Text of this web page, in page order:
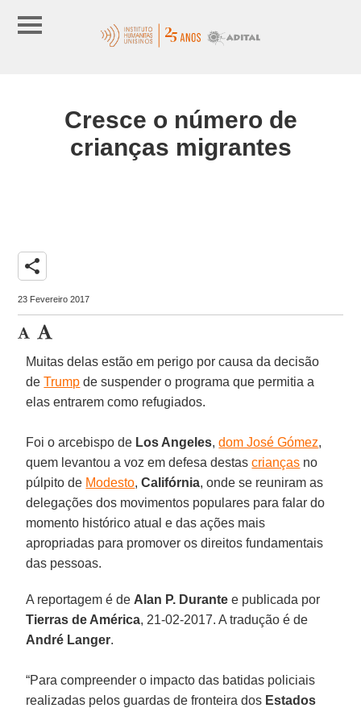
Cresce o número de
crianças migrantes
share
23 Fevereiro 2017
Muitas delas estão em perigo por causa da decisão
deTrump de suspender o programa que permitia a
elas entrarem como refugiados.
Foi o arcebispo de Los Angeles,dom José Gómez,
quem levantou a voz em defesa destascrianças no
púlpito de Modesto,Califórnia, onde se reuniram as
delegações dos movimentos populares para falar do
momento histórico atual e das ações mais
apropriadas para promover os direitos fundamentais
das pessoas.
A reportagem é de Alan P. Durante e publicada por
Tierras de América, 21-02-2017. A tradução é de
André Langer.
“Para compreender o impacto das batidas policiais
realizadas pelos guardas de fronteira dos Estados